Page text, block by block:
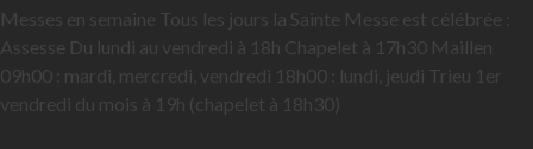
Messes en semaine Tous les jours la Sainte Messe est célébrée :
Assesse Du lundi au vendredi à 18h Chapelet à 17h30 Maillen
09h00 : mardi, mercredi, vendredi 18h00 : lundi, jeudi Trieu 1er
vendredi du mois à 19h (chapelet à 18h30)